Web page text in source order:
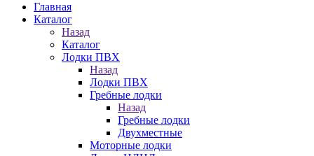
Главная
Каталог
Назад
Каталог
Лодки ПВХ
Назад
Лодки ПВХ
Гребные лодки
Назад
Гребные лодки
Двухместные
Моторные лодки